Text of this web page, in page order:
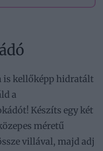
is kellőképp hidratált
a
Készíts egy két
méretű
villával, majd adj